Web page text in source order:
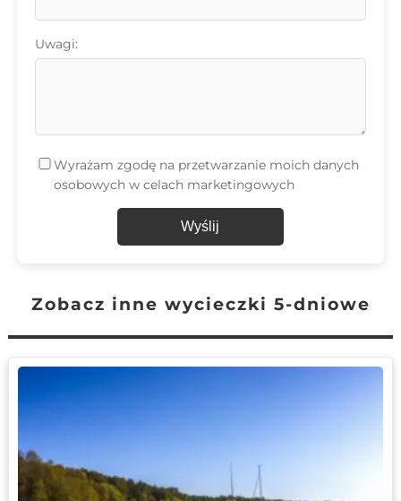
Uwagi:
Wyrażam zgodę na przetwarzanie moich danych
osobowych w celach marketingowych
Wyślij
Zobacz inne wycieczki 5-dniowe